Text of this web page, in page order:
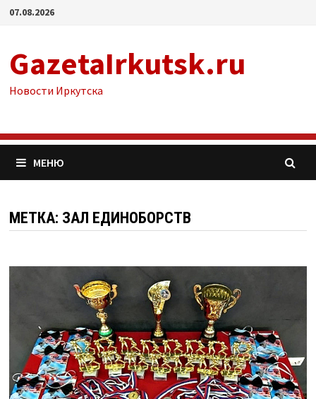
Перейти
07.08.2026
GazetaIrkutsk.ru
Новости Иркутска
МЕНЮ
МЕТКА: ЗАЛ ЕДИНОБОРСТВ